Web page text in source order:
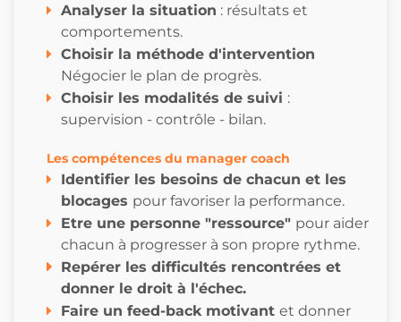
Analyser la situation : résultats et
comportements.
Choisir la méthode d'intervention
Négocier le plan de progrès.
Choisir les modalités de suivi :
supervision - contrôle - bilan.
Les compétences du manager coach
Identifier les besoins de chacun et les
blocages pour favoriser la performance.
Etre une personne "ressource" pour aider
chacun à progresser à son propre rythme.
Repérer les difficultés rencontrées et
donner le droit à l'échec.
Faire un feed-back motivant et donner